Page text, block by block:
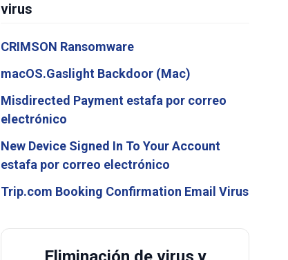
virus
CRIMSON Ransomware
macOS.Gaslight Backdoor (Mac)
Misdirected Payment estafa por correo
electrónico
New Device Signed In To Your Account
estafa por correo electrónico
Trip.com Booking Confirmation Email Virus